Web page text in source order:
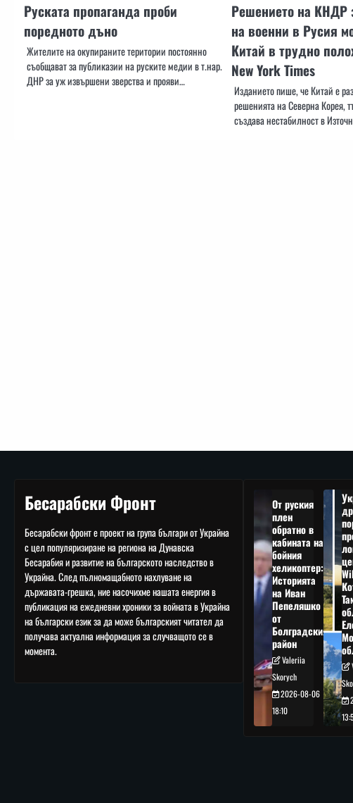
Руската пропаганда проби
поредното дъно
Жителите на окупираните територии постоянно
съобщават за публиказии на руските медии в т.нар.
ДНР за уж извършени зверства и прояви…
Решението на КНДР
на военни в Русия
Китай в трудно
New York Times
Изданието пише, че Китай е
решенията на Северна Корея,
създава нестабилност в
Бесарабски Фронт
Бесарабски фронт е проект на група българи от Украйна
с цел популяризиране на региона на Дунавска
Бесарабия и развитие на българското наследство в
Украйна. След пълномащабното нахлуване на
държавата-грешка, ние насочихме нашата енергия в
публикация на ежедневни хроники за войната в Украйна
на български език за да може българският читател да
получава актуална информация за случващото се в
момента.
От руския
плен
обратно в
кабината на
бойния
хеликоптер:
Историята
на Иван
Пепеляшко
от
Болградския
район
Valeriia
Skorych
2026-08-06
18:10